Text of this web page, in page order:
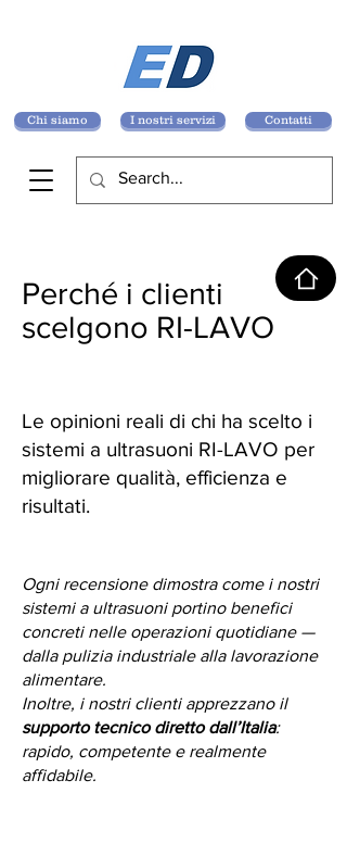
I nostri servizi Contatti
Chi siamo
Perché i clienti
scelgono RI-LAVO
Le opinioni reali di chi ha scelto i
sistemi a ultrasuoni RI-LAVO per
migliorare qualità, efficienza e
risultati.
Ogni recensione dimostra come i nostri
sistemi a ultrasuoni portino benefici
concreti nelle operazioni quotidiane —
dalla pulizia industriale alla lavorazione
alimentare.
Inoltre, i nostri clienti apprezzano il
supporto tecnico diretto dall’Italia:
rapido, competente e realmente
affidabile.